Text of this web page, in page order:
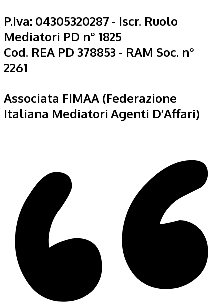
P.Iva: 04305320287 - Iscr. Ruolo
Mediatori PD n° 1825
Cod. REA PD 378853 - RAM Soc. n°
2261
Associata FIMAA (Federazione
Italiana Mediatori Agenti D’Affari)